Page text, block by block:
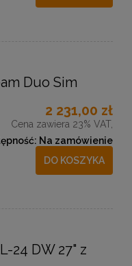
Duo Sim
2 231,00 zł
Cena zawiera 23% VAT,
Na zamówienie
DO KOSZYKA
24 DW 27" z